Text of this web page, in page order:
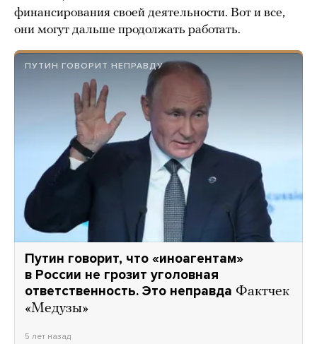
финансирования своей деятельности. Вот и все,
они могут дальше продолжать работать.
ПУТИН ГОВОРИТ НЕПРАВДУ
Путин говорит, что «иноагентам»
в России не грозит уголовная
ответственность. Это неправда Фактчек
«Медузы»
5 лет назад